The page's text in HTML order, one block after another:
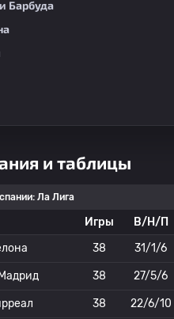
Барбуда
и таблицы
Ла Лига
Игры В/Н/П
38 31/1/6
38 27/5/6
38 22/6/10